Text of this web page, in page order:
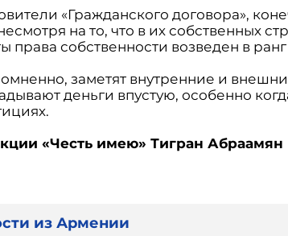
«Гражданского договора»,
на то, что в их собственных
права собственности возведен в
заметят внутренние и
деньги впустую, особенно
«Честь имею» Тигран Абраамян
из Армении